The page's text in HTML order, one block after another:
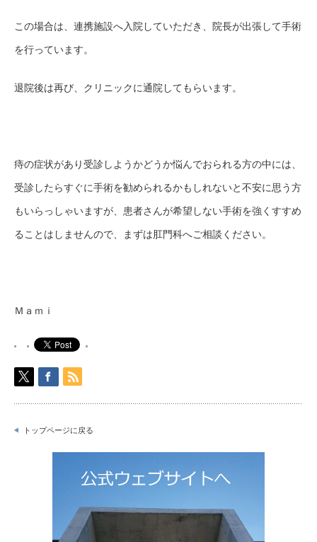
この場合は、連携施設へ入院していただき、院長が出張して手術
を行っています。
退院後は再び、クリニックに通院してもらいます。
痔の症状があり受診しようかどうか悩んでおられる方の中には、
受診したらすぐに手術を勧められるかもしれないと不安に思う方
もいらっしゃいますが、患者さんが希望しない手術を強くすすめ
ることはしませんので、 まずは肛門科へご相談ください。
Ｍａｍｉ
トップページに戻る